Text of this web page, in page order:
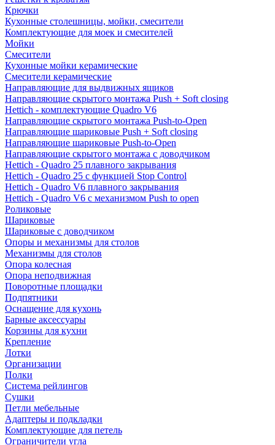
Крючки
Кухонные столешницы, мойки, смесители
Комплектующие для моек и смесителей
Мойки
Смесители
Кухонные мойки керамические
Смесители керамические
Направляющие для выдвижных ящиков
Направляющие скрытого монтажа Push + Soft closing
Hettich - комплектующие Quadro V6
Направляющие скрытого монтажа Push-to-Open
Направляющие шариковые Push + Soft closing
Направляющие шариковые Push-to-Open
Направляющие скрытого монтажа с доводчиком
Hettich - Quadro 25 плавного закрывания
Hettich - Quadro 25 с функцией Stop Control
Hettich - Quadro V6 плавного закрывания
Hettich - Quadro V6 с механизмом Push to open
Роликовые
Шариковые
Шариковые с доводчиком
Опоры и механизмы для столов
Механизмы для столов
Опора колесная
Опора неподвижная
Поворотные площадки
Подпятники
Оснащение для кухонь
Барные аксессуары
Корзины для кухни
Крепление
Лотки
Организации
Полки
Система рейлингов
Сушки
Петли мебельные
Адаптеры и подкладки
Комплектующие для петель
Ограничители угла